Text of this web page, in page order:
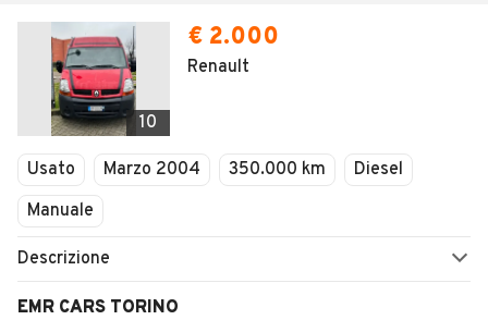
10
€ 2.000
Renault
Usato Marzo 2004 350.000 km
Diesel
Manuale
Descrizione
EMR CARS TORINO